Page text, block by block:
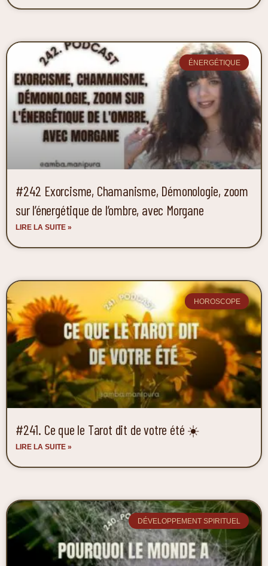
ÉNERGÉTIQUE
#242 Exorcisme, Chamanisme, Démonologie, zoom
sur l’énergétique de l’ombre, avec Morgane
LIRE LA SUITE »
HOROSCOPE
#241. Ce que le Tarot dit de votre été ☀️
LIRE LA SUITE »
DÉVELOPPEMENT SPIRITUEL